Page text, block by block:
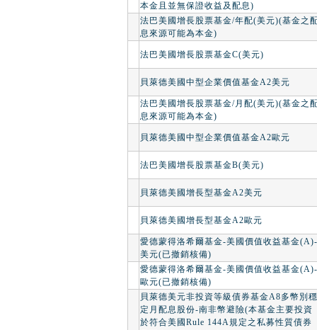
本金且並無保證收益及配息)
法巴美國增長股票基金/年配(美元)(基金之
息來源可能為本金)
法巴美國增長股票基金C(美元)
貝萊德美國中型企業價值基金A2美元
法巴美國增長股票基金/月配(美元)(基金之
息來源可能為本金)
貝萊德美國中型企業價值基金A2歐元
法巴美國增長股票基金B(美元)
貝萊德美國增長型基金A2美元
貝萊德美國增長型基金A2歐元
愛德蒙得洛希爾基金-美國價值收益基金(A)-
美元(已撤銷核備)
愛德蒙得洛希爾基金-美國價值收益基金(A)-
歐元(已撤銷核備)
貝萊德美元非投資等級債券基金A8多幣別穩
定月配息股份-南非幣避險(本基金主要投資
於符合美國Rule 144A規定之私募性質債券